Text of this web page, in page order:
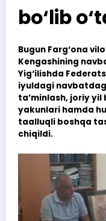
bo‘lib
Bugun Farg‘ona
Kengashining
Yig‘ilishda
iyuldagi
ta’minlash, joriy
yakunlari hamda
taalluqli boshqa
chiqildi.